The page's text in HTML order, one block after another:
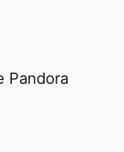
Pandora